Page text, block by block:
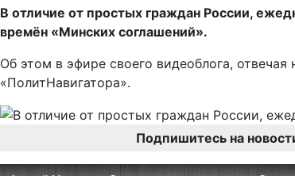
В отличие от простых граждан России,
времён «Минских соглашений».
Об этом в эфире своего видеоблога,
«ПолитНавигатора».
Подпишитесь на